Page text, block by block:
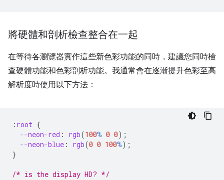
將硬體和剖析檢查整合在一起
在等待各瀏覽器實作這些新色彩功能的同時，建議您同時檢
查硬體功能和色彩剖析功能。我通常會在逐漸提升色彩至高
解析度時使用以下方法：
: root {
--neon-red : rgb(100% 0 0);
--neon-blue : rgb(0 0 100%);
}
/* is the display HD? */